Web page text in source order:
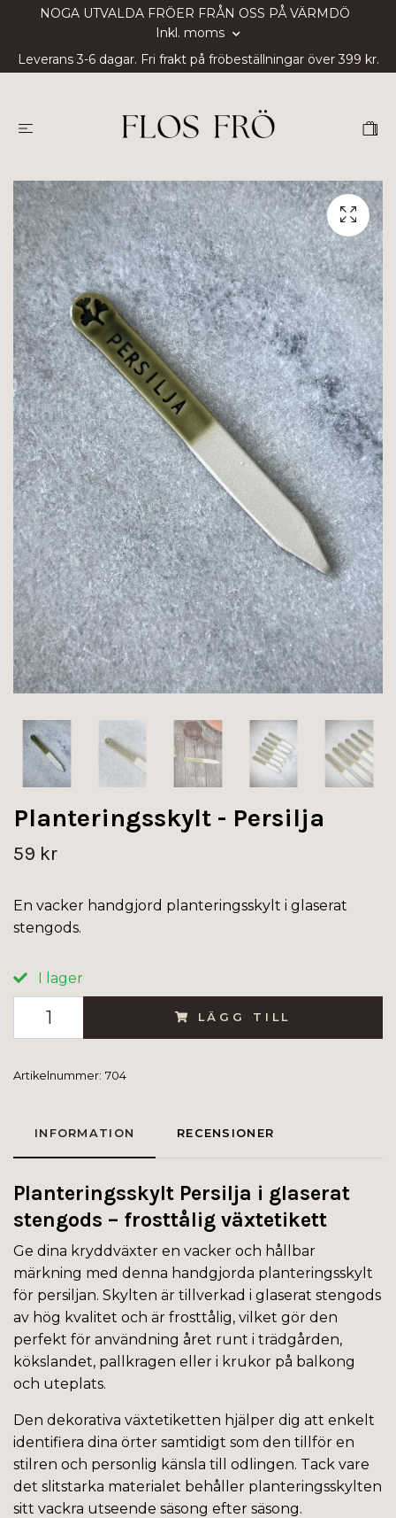
NOGA UTVALDA FRÖER FRÅN OSS PÅ VÄRMDÖ
Inkl. moms
Leverans 3-6 dagar. Fri frakt på fröbeställningar över 399 kr.
Planteringsskylt - Persilja
59 kr
En vacker handgjord planteringsskylt i glaserat
stengods.
I lager
LÄGG TILL
Artikelnummer: 704
INFORMATION RECENSIONER
Planteringsskylt Persilja i glaserat
stengods – frosttålig växtetikett
Ge dina kryddväxter en vacker och hållbar
märkning med denna handgjorda planteringsskylt
för persiljan. Skylten är tillverkad i glaserat stengods
av hög kvalitet och är frosttålig, vilket gör den
perfekt för användning året runt i trädgården,
kökslandet, pallkragen eller i krukor på balkong
och uteplats.
Den dekorativa växtetiketten hjälper dig att enkelt
identifiera dina örter samtidigt som den tillför en
stilren och personlig känsla till odlingen. Tack vare
det slitstarka materialet behåller planteringsskylten
sitt vackra utseende säsong efter säsong.